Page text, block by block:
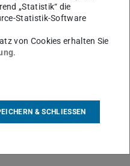
„Statistik“ die
Statistik-Software
von Cookies erhalten Sie
.
& SCHLIESSEN